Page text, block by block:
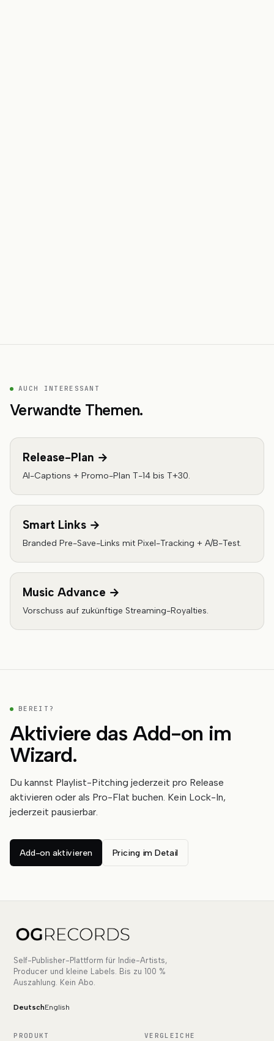
AUCH INTERESSANT
Verwandte Themen.
Release-Plan →
AI-Captions + Promo-Plan T-14 bis T+30.
Smart Links →
Branded Pre-Save-Links mit Pixel-Tracking + A/B-Test.
Music Advance →
Vorschuss auf zukünftige Streaming-Royalties.
BEREIT?
Aktiviere das Add-on im
Wizard.
Du kannst Playlist-Pitching jederzeit pro Release
aktivieren oder als Pro-Flat buchen. Kein Lock-In,
jederzeit pausierbar.
Add-on aktivieren Pricing im Detail
Self-Publisher-Plattform für Indie-Artists,
Producer und kleine Labels. Bis zu 100 %
Auszahlung. Kein Abo.
DeutschEnglish
PRODUKT VERGLEICHE